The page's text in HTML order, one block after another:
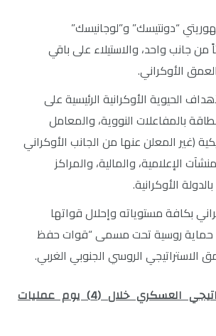
“دونتيسك” و”لوجانيسك”
من جانب واحد، والاستيلاء على باقي
الأوكراني.
الحيوية الأوكرانية الرئيسية على
بالمفاعلات النووية، والمعامل
(غير المعلن عنها من الجانب الأوكراني
الإعلامية، والمالية، والمراكز
الأوكرانية.
بكافة مستوياته وإحلال قواتها
حماية روسية تحت مسمى “قوات حفظ
الاستراتيجي الروسي الجنوبي الغربي.
3- الهدف الاستراتيجي العسكري خلال (4) يوم عمليات